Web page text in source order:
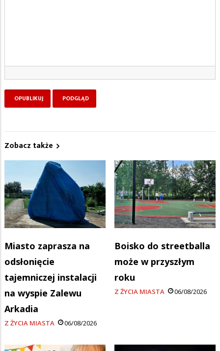
Zobacz także
Miasto zaprasza na
odsłonięcie
tajemniczej instalacji
na wyspie Zalewu
Arkadia
Z ŻYCIA MIASTA 06/08/2026
Boisko do streetballa
może w przyszłym
roku
Z ŻYCIA MIASTA 06/08/2026